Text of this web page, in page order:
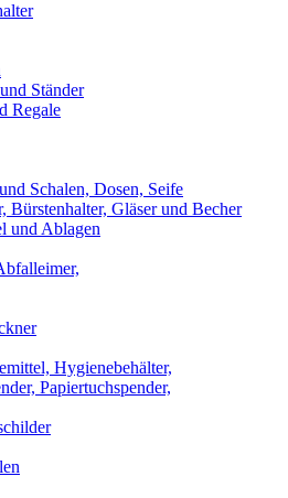
Ständer
Regale
Schalen, Dosen, Seife
Bürstenhalter, Gläser und Becher
und Ablagen
Hygienebehälter,
Papiertuchspender,